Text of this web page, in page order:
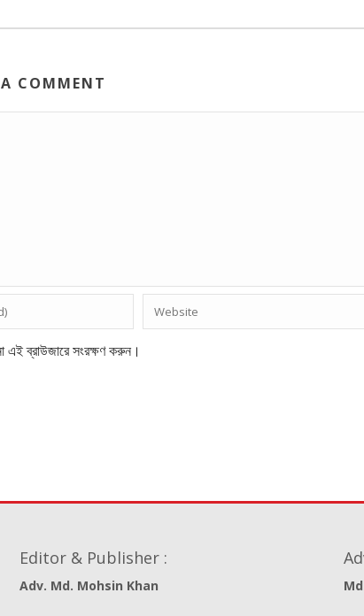
COMMENT
এই ব্রাউজারে সংরক্ষণ করুন।
Editor & Publisher :
Adv. Md. Mohsin Khan